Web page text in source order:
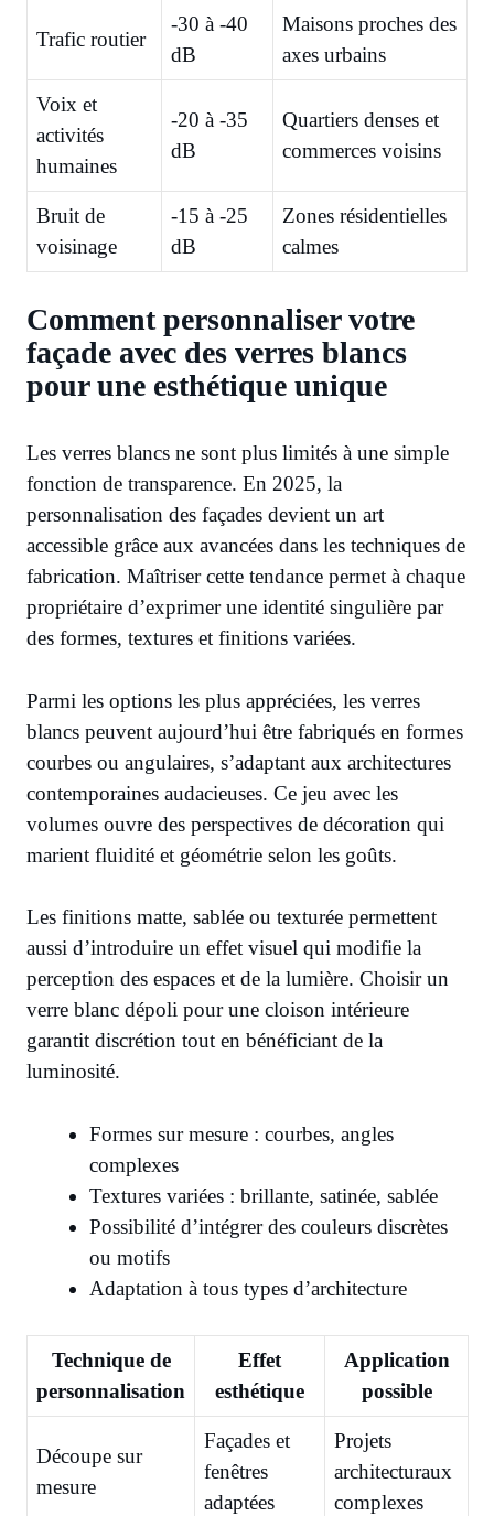
Trafic routier
-30 à -40
dB
Maisons proches des
axes urbains
Voix et
activités
humaines
-20 à -35
dB
Quartiers denses et
commerces voisins
Bruit de
voisinage
-15 à -25
dB
Zones résidentielles
calmes
Comment personnaliser votre
façade avec des verres blancs
pour une esthétique unique
Les verres blancs ne sont plus limités à une simple
fonction de transparence. En 2025, la
personnalisation des façades devient un art
accessible grâce aux avancées dans les techniques de
fabrication. Maîtriser cette tendance permet à chaque
propriétaire d’exprimer une identité singulière par
des formes, textures et finitions variées.
Parmi les options les plus appréciées, les verres
blancs peuvent aujourd’hui être fabriqués en formes
courbes ou angulaires, s’adaptant aux architectures
contemporaines audacieuses. Ce jeu avec les
volumes ouvre des perspectives de décoration qui
marient fluidité et géométrie selon les goûts.
Les finitions matte, sablée ou texturée permettent
aussi d’introduire un effet visuel qui modifie la
perception des espaces et de la lumière. Choisir un
verre blanc dépoli pour une cloison intérieure
garantit discrétion tout en bénéficiant de la
luminosité.
Formes sur mesure : courbes, angles
complexes
Textures variées : brillante, satinée, sablée
Possibilité d’intégrer des couleurs discrètes
ou motifs
Adaptation à tous types d’architecture
Technique de
personnalisation
Effet
esthétique
Application
possible
Découpe sur
mesure
Façades et
fenêtres
adaptées
Projets
architecturaux
complexes